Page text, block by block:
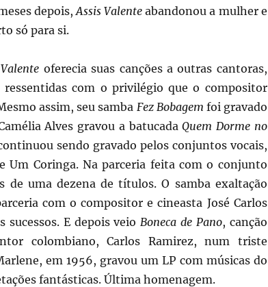
depois,Assis Valente abandonou a mulher e
só para si.
oferecia suas canções a outras cantoras,
ressentidas com o privilégio que o compositor
assim, seu samba Fez Bobagem foi gravado
Alves gravou a batucadaQuem Dorme no
sendo gravado pelos conjuntos vocais,
Um Coringa. Na parceria feita com o conjunto
de uma dezena de títulos. O samba exaltação
com o compositor e cineasta José Carlos
sucessos. E depois veioBoneca de Pano, canção
colombiano, Carlos Ramirez, num triste
em 1956, gravou um LP com músicas do
fantásticas. Última homenagem.